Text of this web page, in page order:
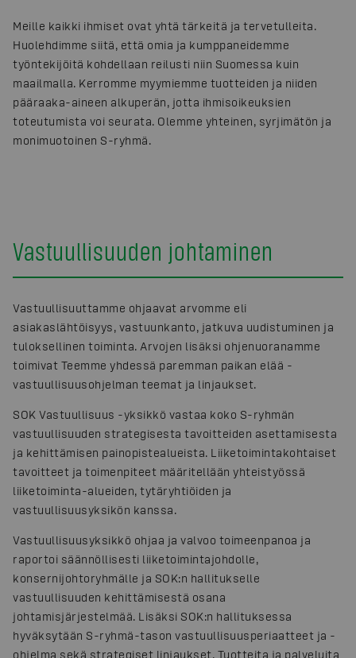
Meille kaikki ihmiset ovat yhtä tärkeitä ja tervetulleita.
Huolehdimme siitä, että omia ja kumppaneidemme
työntekijöitä kohdellaan reilusti niin Suomessa kuin
maailmalla. Kerromme myymiemme tuotteiden ja niiden
pääraaka-aineen alkuperän, jotta ihmisoikeuksien
toteutumista voi seurata. Olemme yhteinen, syrjimätön ja
monimuotoinen S-ryhmä.
Vastuullisuuden johtaminen
Vastuullisuuttamme ohjaavat arvomme eli
asiakaslähtöisyys, vastuunkanto, jatkuva uudistuminen ja
tuloksellinen toiminta. Arvojen lisäksi ohjenuoranamme
toimivat Teemme yhdessä paremman paikan elää -
vastuullisuusohjelman teemat ja linjaukset.
SOK Vastuullisuus -yksikkö vastaa koko S-ryhmän
vastuullisuuden strategisesta tavoitteiden asettamisesta
ja kehittämisen painopistealueista. Liiketoimintakohtaiset
tavoitteet ja toimenpiteet määritellään yhteistyössä
liiketoiminta-alueiden, tytäryhtiöiden ja
vastuullisuusyksikön kanssa.
Vastuullisuusyksikkö ohjaa ja valvoo toimeenpanoa ja
raportoi säännöllisesti liiketoimintajohdolle,
konsernijohtoryhmälle ja SOK:n hallitukselle
vastuullisuuden kehittämisestä osana
johtamisjärjestelmää. Lisäksi SOK:n hallituksessa
hyväksytään S-ryhmä-tason vastuullisuusperiaatteet ja -
ohjelma sekä strategiset linjaukset. Tuotteita ja palveluita